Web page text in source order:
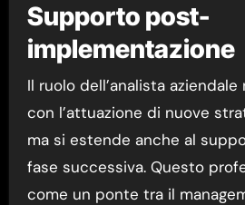
Supporto post-
implementazione
Il ruolo dell’analista
con l’attuazione di nuove
ma si estende anche al
fase successiva. Questo
come un ponte tra il